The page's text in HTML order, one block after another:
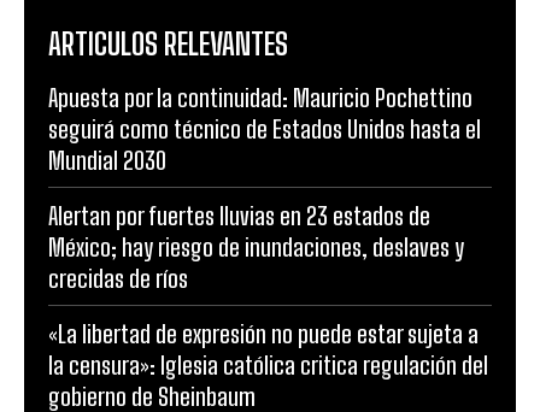
ARTICULOS RELEVANTES
Apuesta por la continuidad: Mauricio Pochettino
seguirá como técnico de Estados Unidos hasta el
Mundial 2030
Alertan por fuertes lluvias en 23 estados de
México; hay riesgo de inundaciones, deslaves y
crecidas de ríos
«La libertad de expresión no puede estar sujeta a
la censura»: Iglesia católica critica regulación del
gobierno de Sheinbaum